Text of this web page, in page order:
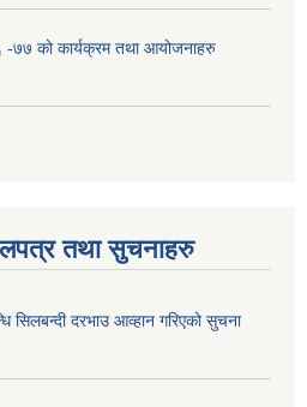
-७७ को कार्यक्रम तथा आयोजनाहरु
तथा सुचनाहरु
सिलबन्दी दरभाउ आव्हान गरिएको सुचना